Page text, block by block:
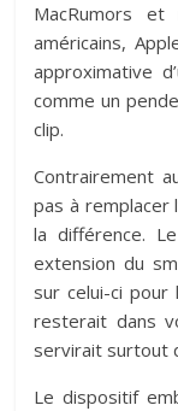
MacRumors
américains,
approximative
comme un
clip.
Contrairement
pas à remplacer
la différence.
extension du
sur celui-ci pour
resterait dans
servirait surtout
Le dispositif